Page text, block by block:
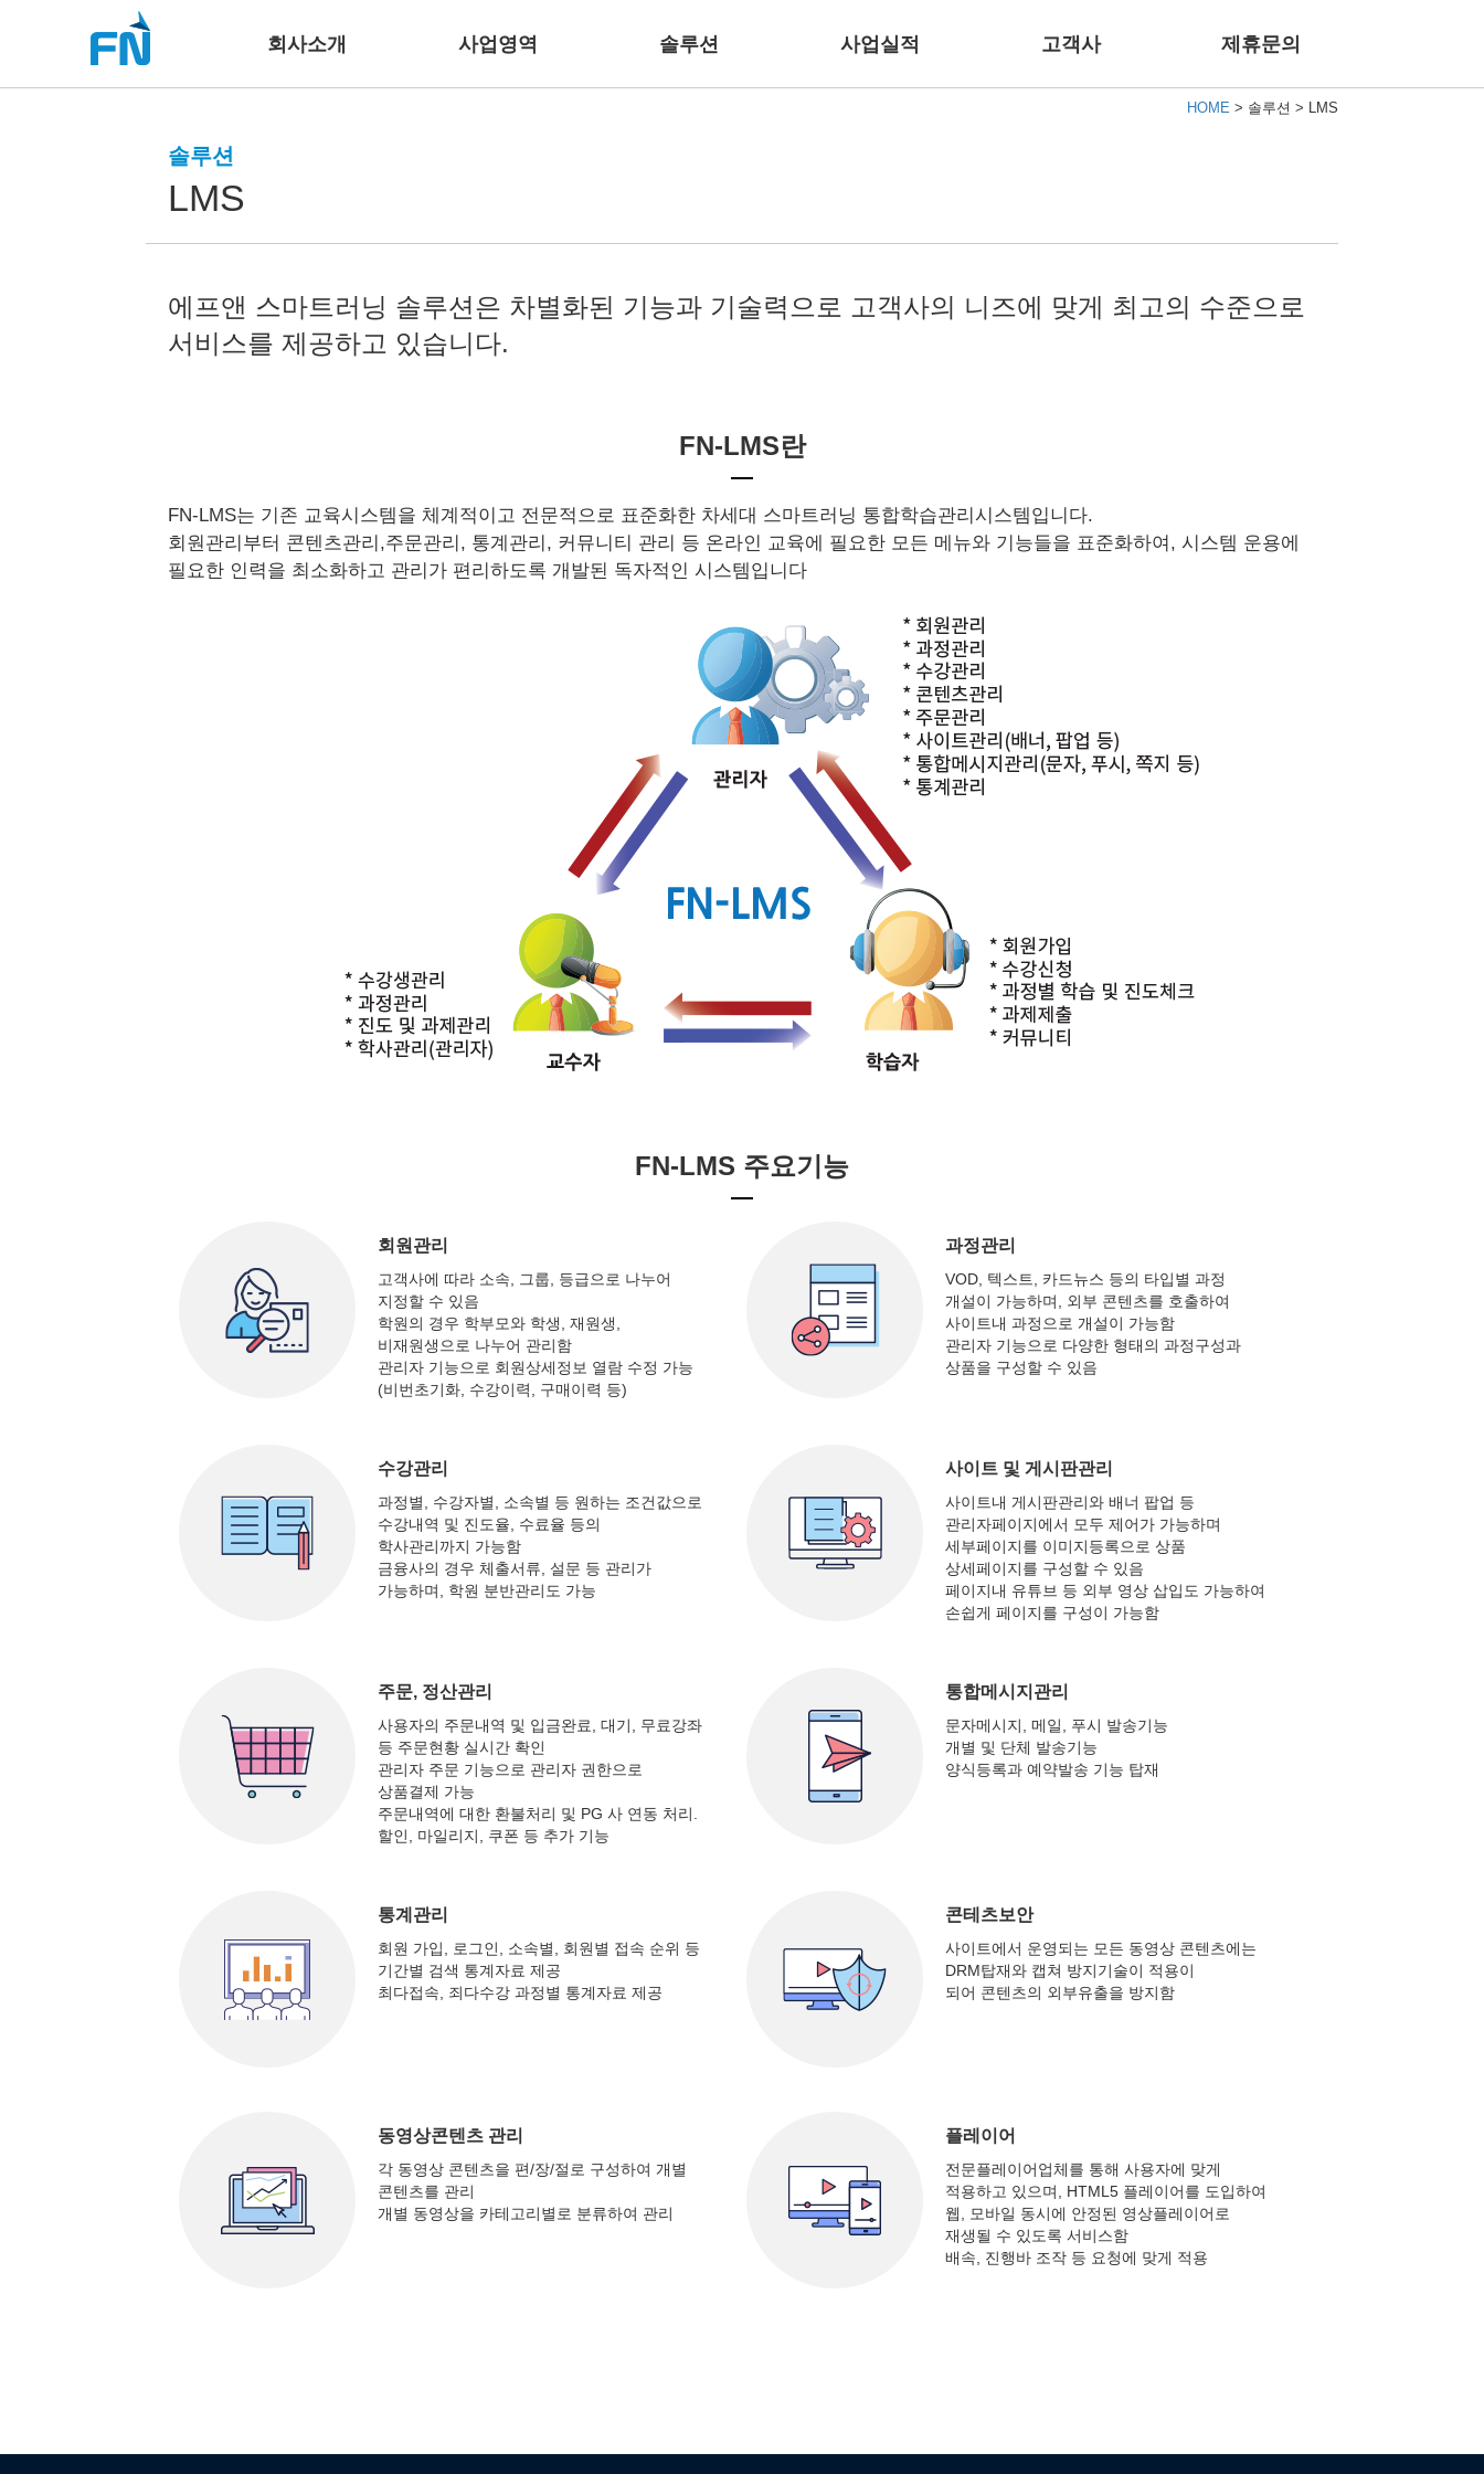
회사소개 사업영역 솔루션 사업실적 고객사 제휴문의
HOME > 솔루션 > LMS
솔루션
LMS
에프앤 스마트러닝 솔루션은 차별화된 기능과 기술력으로 고객사의 니즈에 맞게 최고의 수준으로
서비스를 제공하고 있습니다.
FN-LMS란
FN-LMS는 기존 교육시스템을 체계적이고 전문적으로 표준화한 차세대 스마트러닝 통합학습관리시스템입니다.
회원관리부터 콘텐츠관리,주문관리, 통계관리, 커뮤니티 관리 등 온라인 교육에 필요한 모든 메뉴와 기능들을 표준화하여, 시스템 운용에
필요한 인력을 최소화하고 관리가 편리하도록 개발된 독자적인 시스템입니다
FN-LMS 주요기능
회원관리
고객사에 따라 소속, 그룹, 등급으로 나누어
지정할 수 있음
학원의 경우 학부모와 학생, 재원생,
비재원생으로 나누어 관리함
관리자 기능으로 회원상세정보 열람 수정 가능
(비번초기화, 수강이력, 구매이력 등)
과정관리
VOD, 텍스트, 카드뉴스 등의 타입별 과정
개설이 가능하며, 외부 콘텐츠를 호출하여
사이트내 과정으로 개설이 가능함
관리자 기능으로 다양한 형태의 과정구성과
상품을 구성할 수 있음
수강관리
과정별, 수강자별, 소속별 등 원하는 조건값으로
수강내역 및 진도율, 수료율 등의
학사관리까지 가능함
금융사의 경우 체출서류, 설문 등 관리가
가능하며, 학원 분반관리도 가능
사이트 및 게시판관리
사이트내 게시판관리와 배너 팝업 등
관리자페이지에서 모두 제어가 가능하며
세부페이지를 이미지등록으로 상품
상세페이지를 구성할 수 있음
페이지내 유튜브 등 외부 영상 삽입도 가능하여
손쉽게 페이지를 구성이 가능함
주문, 정산관리
사용자의 주문내역 및 입금완료, 대기, 무료강좌
등 주문현황 실시간 확인
관리자 주문 기능으로 관리자 권한으로
상품결제 가능
주문내역에 대한 환불처리 및 PG 사 연동 처리.
할인, 마일리지, 쿠폰 등 추가 기능
통합메시지관리
문자메시지, 메일, 푸시 발송기능
개별 및 단체 발송기능
양식등록과 예약발송 기능 탑재
통계관리
회원 가입, 로그인, 소속별, 회원별 접속 순위 등
기간별 검색 통계자료 제공
최다접속, 죄다수강 과정별 통계자료 제공
콘테츠보안
사이트에서 운영되는 모든 동영상 콘텐츠에는
DRM탑재와 캡쳐 방지기술이 적용이
되어 콘텐츠의 외부유출을 방지함
동영상콘텐츠 관리
각 동영상 콘텐츠을 편/장/절로 구성하여 개별
콘텐츠를 관리
개별 동영상을 카테고리별로 분류하여 관리
플레이어
전문플레이어업체를 통해 사용자에 맞게
적용하고 있으며, HTML5 플레이어를 도입하여
웹, 모바일 동시에 안정된 영상플레이어로
재생될 수 있도록 서비스함
배속, 진행바 조작 등 요청에 맞게 적용